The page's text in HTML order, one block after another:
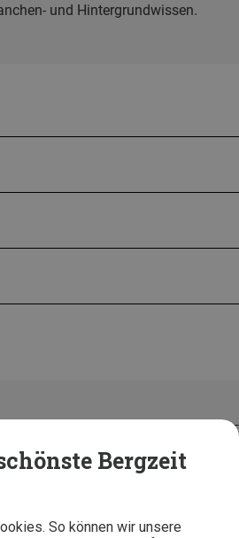
Bergzeit
So können wir unsere
und Hintergrundwissen.